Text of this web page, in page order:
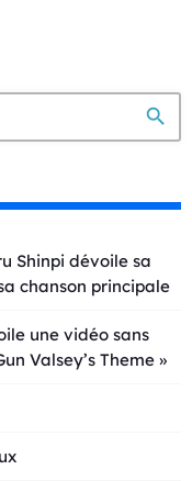
search
Shinpi dévoile sa
chanson principale
une vidéo sans
Valsey’s Theme »